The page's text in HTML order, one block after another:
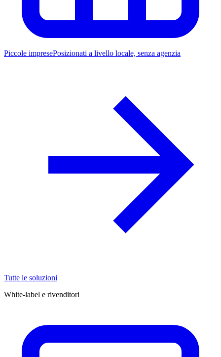
Piccole impresePosizionati a livello locale, senza agenzia
Tutte le soluzioni
White-label e rivenditori